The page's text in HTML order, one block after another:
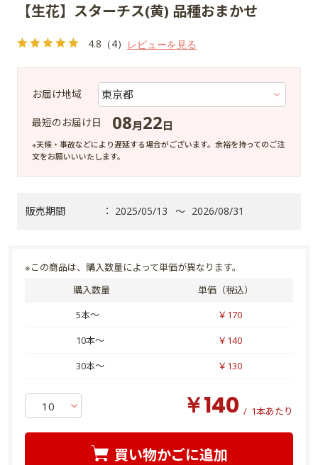
【生花】スターチス(黄) 品種おまかせ
お届け地域
最短のお届け日 08月22日
※天候・事故などにより遅延する場合がございます。余裕を持ってのご注
文をお願いいいたします。
販売期間 ： 2025/05/13 ～ 2026/08/31
※この商品は、購入数量によって単価が異なります。
購入数量
単価（税込）
5本～
￥170
10本～
￥140
30本～
￥130
￥140 / 1本あたり
買い物かごに追加
4.8 （4） レビューを見る